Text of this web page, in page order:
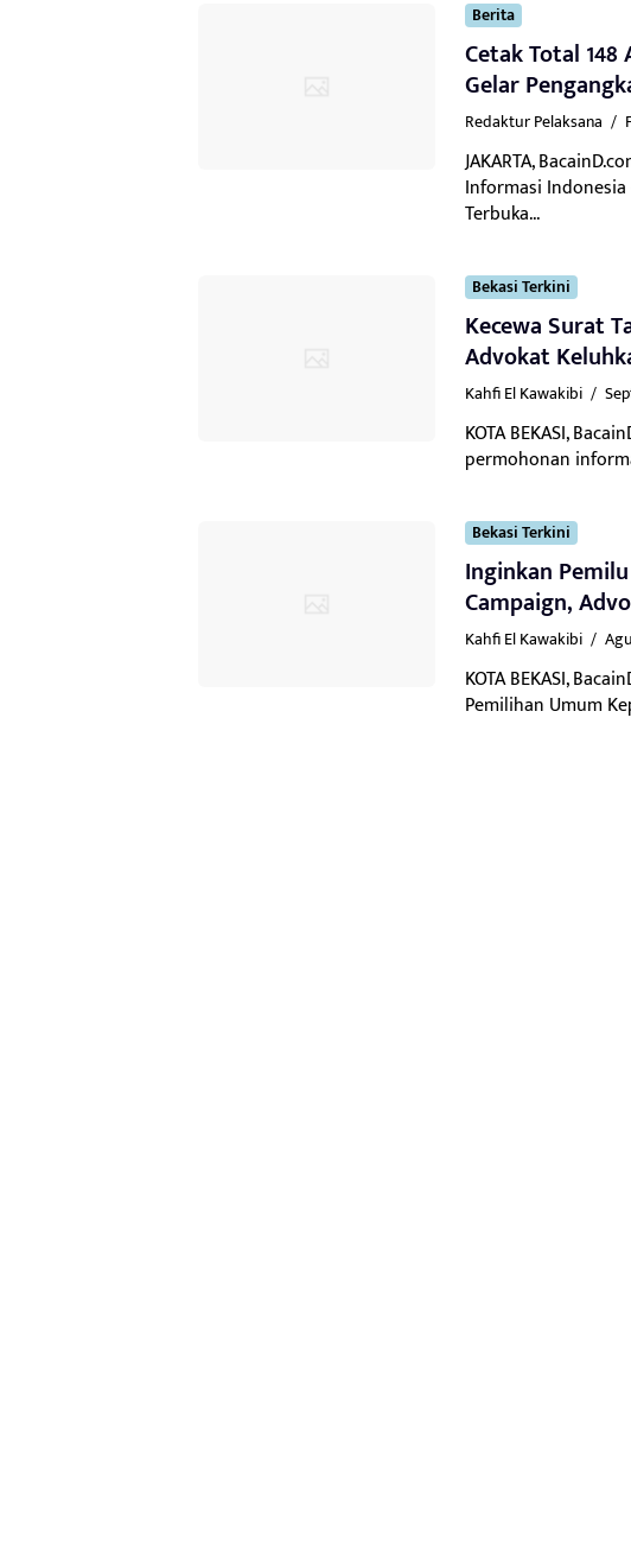
Berita
Cetak Total 148
Gelar
Redaktur Pelaksana /
JAKARTA,
Informasi Indonesia
Terbuka...
Bekasi Terkini
Kecewa Surat
Advokat
Kahfi El Kawakibi /
KOTA BEKASI,
permohonan
Bekasi Terkini
Inginkan
Campaign,
Kahfi El Kawakibi /
KOTA BEKASI,
Pemilihan Umum